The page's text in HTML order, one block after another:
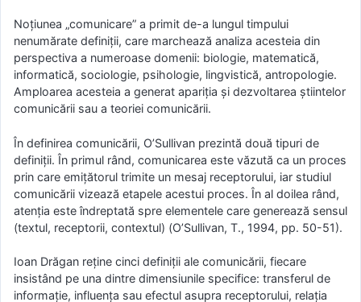
Noţiunea „comunicare” a primit de-a lungul timpului
nenumărate definiţii, care marchează analiza acesteia din
perspectiva a numeroase domenii: biologie, matematică,
informatică, sociologie, psihologie, lingvistică, antropologie.
Amploarea acesteia a generat apariţia şi dezvoltarea ştiintelor
comunicării sau a teoriei comunicării.
În definirea comunicării, O’Sullivan prezintă două tipuri de
definiții. În primul rând, comunicarea este văzută ca un proces
prin care emiţătorul trimite un mesaj receptorului, iar studiul
comunicării vizează etapele acestui proces. În al doilea rând,
atenţia este îndreptată spre elementele care generează sensul
(textul, receptorii, contextul) (O’Sullivan, T., 1994, pp. 50-51).
Ioan Drăgan reţine cinci definiţii ale comunicării, fiecare
insistând pe una dintre dimensiunile specifice: transferul de
informaţie, influenţa sau efectul asupra receptorului, relaţia